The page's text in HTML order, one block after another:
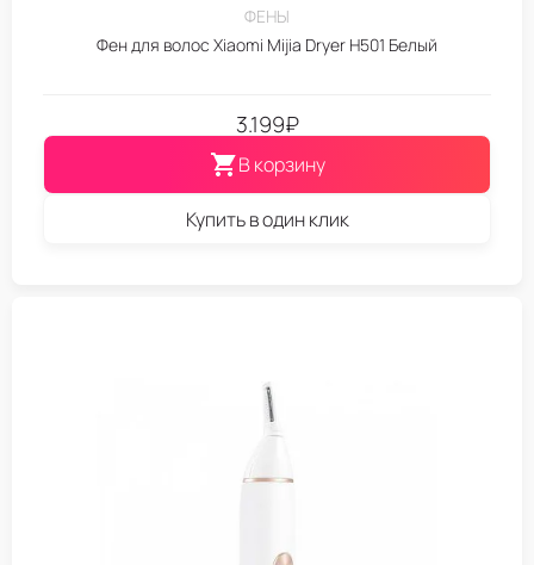
ФЕНЫ
Фен для волос Xiaomi Mijia Dryer H501 Белый
3.199₽
В корзину
Купить в один клик